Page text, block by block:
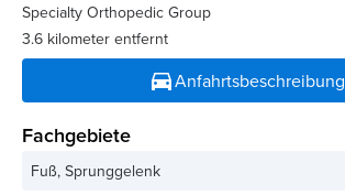
Specialty Orthopedic Group
3.6 kilometer entfernt
directions_carAnfahrtsbeschreibung
Fachgebiete
Fuß, Sprunggelenk